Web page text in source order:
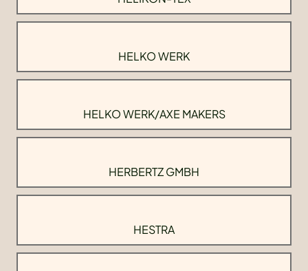
HELKO WERK
HELKO WERK/AXE MAKERS
HERBERTZ GMBH
HESTRA